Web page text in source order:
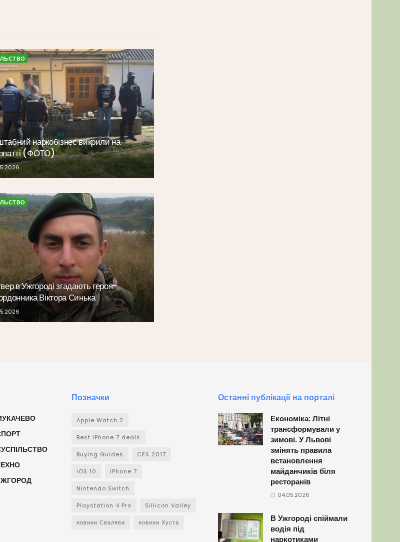
наркобізнес викрили на
(ФОТО)
в Ужгороді згадають героя-
Віктора Синька
Позначки
Apple Watch 2
Best iPhone 7 deals
Buying Guides CES 2017
iOS 10 iPhone 7
Nintendo Switch
Playstation 4 Pro Sillicon Valley
новини Сваляви новини Хуста
Останні публікації на порталі
Економіка: Літні
трансформували у
зимові. У Львові
змінять правила
встановлення
майданчиків біля
ресторанів
04.05.2026
В Ужгороді спіймали
водія під
наркотиками